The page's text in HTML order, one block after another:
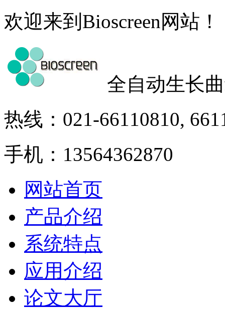
欢迎来到Bioscreen网站！
全自动生长
热线：021-66110810,
手机：13564362870
网站首页
产品介绍
系统特点
应用介绍
论文大厅